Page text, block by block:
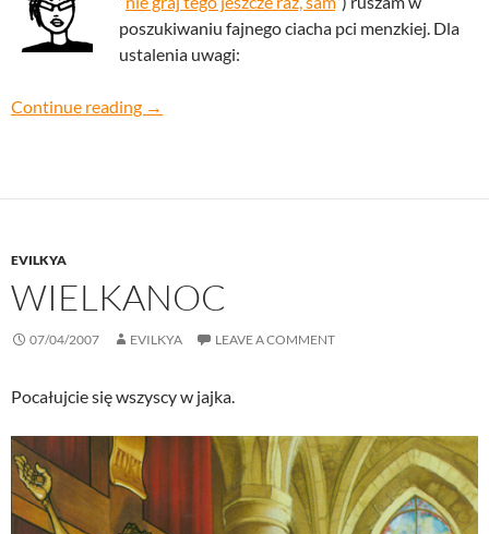
poszukiwaniu fajnego ciacha pci menzkiej. Dla
ustalenia uwagi:
Continue reading nie graj tego jeszcze raz, samiec
→
EVILKYA
WIELKANOC
07/04/2007 EVILKYA LEAVE A COMMENT
Pocałujcie się wszyscy w jajka.